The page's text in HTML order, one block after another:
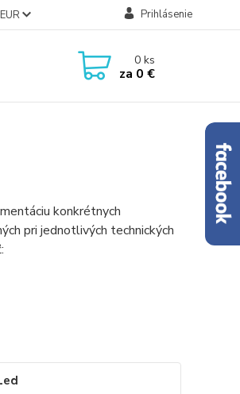
EUR Prihlásenie
0ks
za 0 €
konkrétnych
pri jednotlivých technických